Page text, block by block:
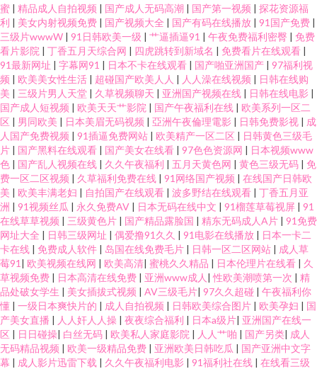
蜜 | 精品成人自拍视频 | 国产成人无码高潮 | 国产第一视频 | 探花资源福
利 | 美女内射视频免费 | 国产视频大全 | 国产有码在线播放 | 91国产免费 |
三级片wwwW | 91日韩欧美一级 | 艹逼插逼91 | 午夜免费福利密臀 | 免费
看片影院 | 丁香五月天综合网 | 四虎跳转到新域名 | 免费看片在线观看 |
91最新网址 | 字幕网91 | 日本不卡在线观看 | 国产啪亚洲国产 | 97福利视
频 | 欧美美女性生活 | 超碰国产欧美人人 | 人人澡在线视频 | 日韩在线购
美 | 三级片男人天堂 | 久草视频聊天 | 亚洲国产视频在线 | 日韩在线电影 |
国产成人短视频 | 欧美天天艹影院 | 国产午夜福利在线 | 欧美系列一区二
区 | 男同欧美 | 日本美眉无码视频 | 亞洲午夜倫理電影 | 日韩免费影视 | 成
人国产免费视频 | 91插逼免费网站 | 欧美精产一区二区 | 日韩黄色三级毛
片 | 国产黑料在线观看 | 国产美女在线看 | 97色色资源网 | 日本视频www
色 | 国产乱人视频在线 | 久久午夜福利 | 五月天黄色网 | 黄色三级无码 | 免
费一区二区视频 | 久草福利免费在线 | 91网络国产视频 | 在线国产日韩欧
美 | 欧美丰满老妇 | 自拍国产在线观看 | 波多野结在线观看 | 丁香五月亚
洲 | 91视频丝瓜 | 永久免费AV | 日本无码在线中文 | 91榴莲草莓视屏 | 91
在线草草视频 | 三级黄色片 | 国产精品露脸国 | 精东无码成人A片 | 91免费
网址大全 | 日韩三级网址 | 偶爱撸91久久 | 91电影在线播放 | 日本一卡二
卡在线 | 免费成人软件 | 岛国在线免费毛片 | 日韩一区二区网站 | 成人草
莓91 | 欧美视频在线网 | 欧美高清| 蜜桃久久精品 | 日本伦理片在线看 | 久
草视频免费 | 日本高清在线免费 | 亚洲www成人 |性欧美潮喷第一次 | 精
品处破女学生 | 美女插拔式视频 | AV三级毛片| 97久久超碰 | 午夜福利你
懂 | 一级日本爽快片的 | 成人自拍视频 | 日韩欧美综合图片 | 欧美孕妇 | 国
产美女直播 | 人人奸人人操 | 夜夜综合福利 | 日本a级片| 亚洲国产在线一
区 | 日日碰操| 白丝无码 | 欧美私人家庭影院 | 人人艹啪 | 国产另类| 成人
无码精品视频 | 欧美一级精品免费 | 亚洲欧美日韩吃瓜 | 国产亚洲中文字
幕 | 成人影片迅雷下载 | 久久午夜福利电影 | 91福利社在线 | 在线看三级